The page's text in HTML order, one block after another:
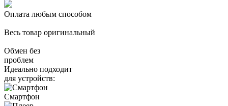
Оплата любым способом
Весь товар оригинальный
Обмен без
проблем
Идеально подходит
для устройств:
Смартфон